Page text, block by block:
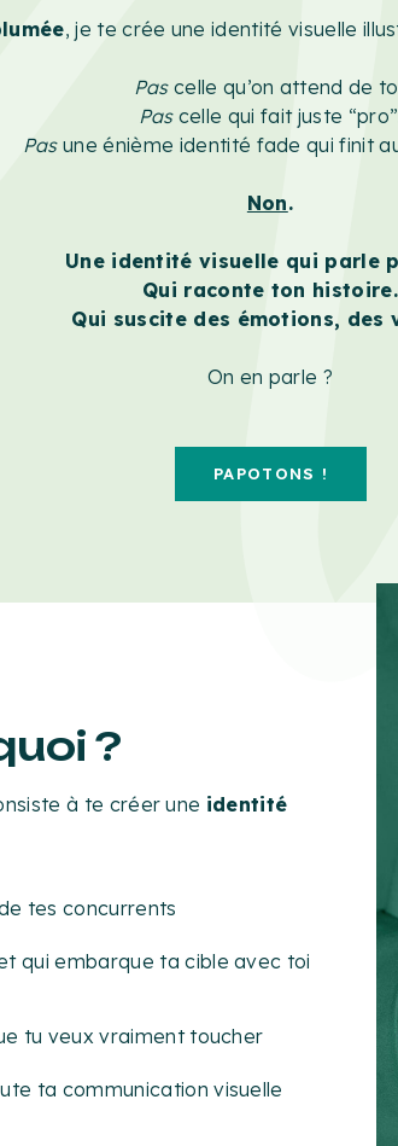
, je te crée une identité visuelle
Pascelle qu’on attend de
Pascelle qui fait juste
Pasune énième identité fade qui finit
Non.
Une identité visuelle qui parle
Qui raconte ton histoire.
Qui suscite des émotions, des
On en parle ?
PAPOTONS !
tes concurrents
qui embarque ta cible avec toi
tu veux vraiment toucher
ta communication visuelle
?
à te créer une identité